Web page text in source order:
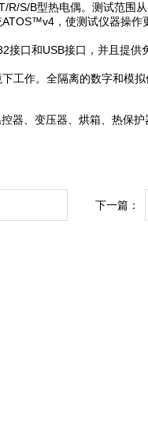
S/B型热电偶。测试范围
，使测试仪器操作
口和USB接口，并且提供
作。全隔离的数字和模拟
器、变压器、烘箱、热保
下一篇：